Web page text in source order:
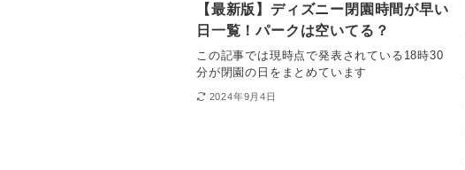
【最新版】ディズニー閉園時間が早い
日一覧！パークは空いてる？
この記事では現時点で発表されている18時30
分が閉園の日をまとめています
2024年9月4日